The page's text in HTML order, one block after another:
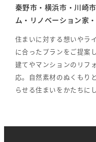
秦野市・横浜市・川崎
ム・リノベーション家
住まいに対する想いやラ
に合ったプランをご提案
建てやマンションのリフ
応。自然素材のぬくもり
らせる住まいをかたちにし